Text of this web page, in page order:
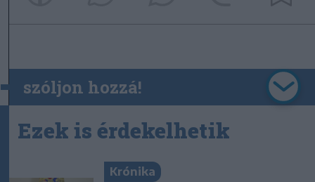
szóljon hozzá!
Ezek is érdekelhetik
Krónika